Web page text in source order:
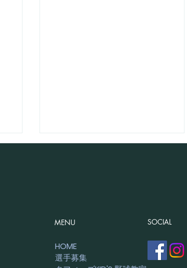
MENU
HOME
選手募集
SOCIAL